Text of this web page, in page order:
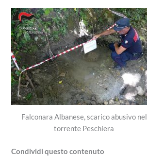
Falconara Albanese, scarico abusivo nel
torrente Peschiera
Condividi questo contenuto